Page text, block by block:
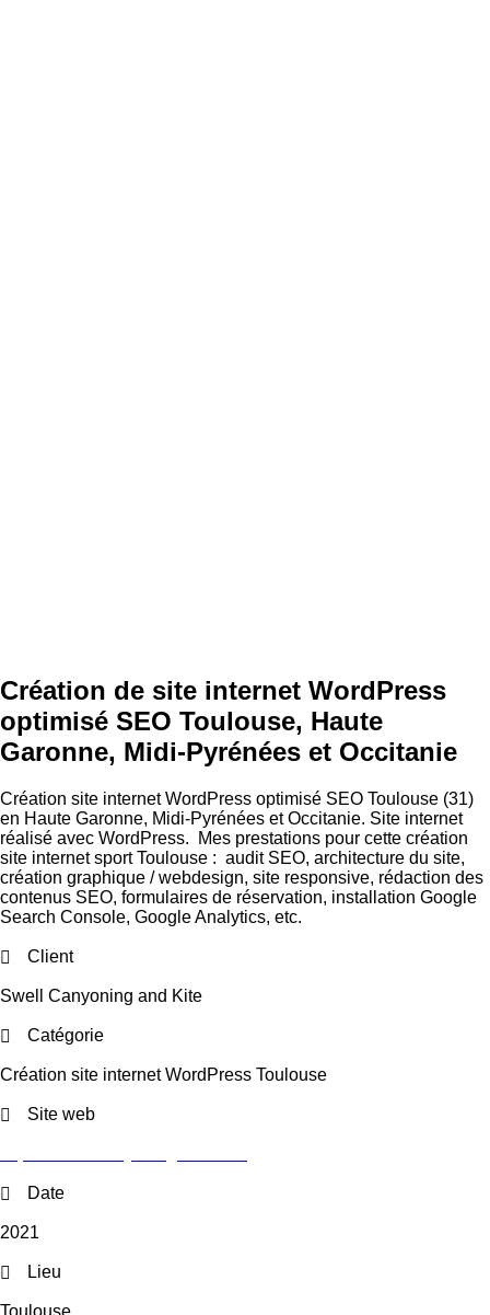
Création de site internet WordPress
optimisé SEO Toulouse, Haute
Garonne, Midi-Pyrénées et Occitanie
Création site internet WordPress optimisé SEO Toulouse (31)
en Haute Garonne, Midi-Pyrénées et Occitanie. Site internet
réalisé avec WordPress. Mes prestations pour cette création
site internet sport Toulouse : audit SEO, architecture du site,
création graphique / webdesign, site responsive, rédaction des
contenus SEO, formulaires de réservation, installation Google
Search Console, Google Analytics, etc.
Client
Swell Canyoning and Kite
Catégorie
Création site internet WordPress Toulouse
Site web
Date
2021
Lieu
Toulouse